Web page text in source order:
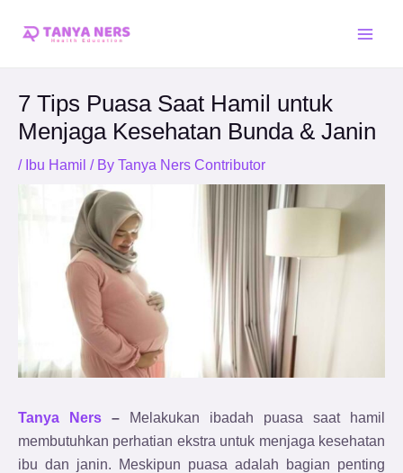
7 Tips Puasa Saat Hamil untuk
Menjaga Kesehatan Bunda & Janin
/ Ibu Hamil / By Tanya Ners Contributor
Tanya Ners –
Melakukan ibadah puasa saat hamil
membutuhkan perhatian ekstra untuk menjaga kesehatan
ibu dan janin. Meskipun puasa adalah bagian penting
navigation